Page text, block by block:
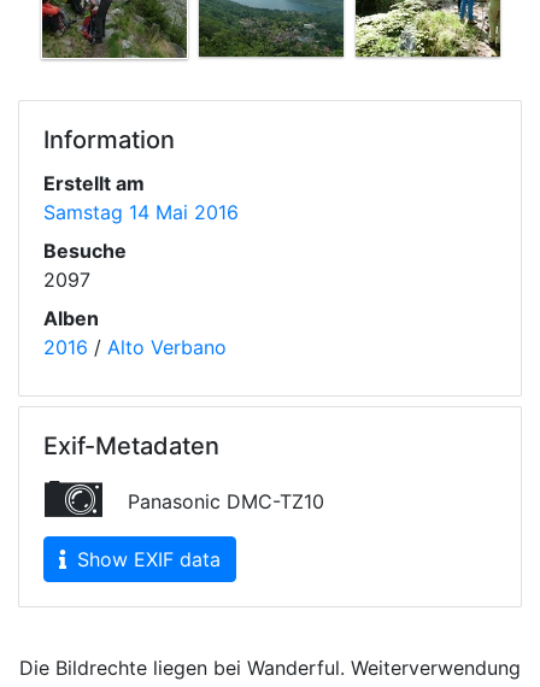
Information
Erstellt am
Samstag 14 Mai 2016
Besuche
2097
Alben
2016 / Alto Verbano
Exif-Metadaten
Panasonic DMC-TZ10
Show EXIF data
Die Bildrechte liegen bei Wanderful. Weiterverwendung